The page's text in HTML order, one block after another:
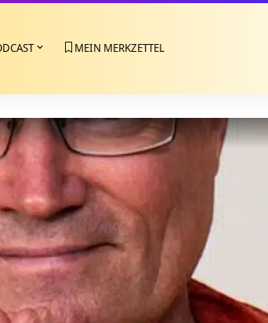
MEIN MERKZETTEL